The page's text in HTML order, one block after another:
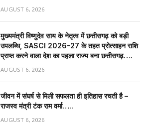
AUGUST 6, 2026
मुख्यमंत्री विष्णुदेव साय के नेतृत्व में छत्तीसगढ़ को बड़ी
उपलब्धि, SASCI 2026-27 के तहत प्रोत्साहन राशि
प्राप्त करने वाला देश का पहला राज्य बना छत्तीसगढ़….
AUGUST 6, 2026
जीवन में संघर्ष से मिली सफलता ही इतिहास रचती है –
राजस्व मंत्री टंक राम वर्मा…..
AUGUST 6, 2026